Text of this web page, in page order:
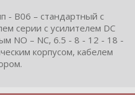
- B06 – стандартный с
серии с усилителем DC
NO – NC, 6.5 - 8 - 12 - 18 -
корпусом, кабелем